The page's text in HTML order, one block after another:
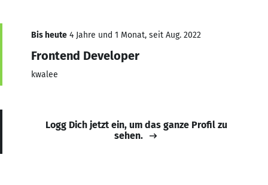
Bis heute 4 Jahre und 1 Monat, seit Aug. 2022
Frontend Developer
kwalee
Logg Dich jetzt ein, um das ganze Profil zu
sehen.